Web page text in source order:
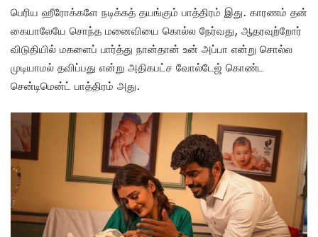
பெரிய ஹீரோக்களே நடிக்கத் தயங்கும் பாத்திரம் இது. காரணம் தன்
கையாலேயே சொந்த மனைவியை கொல்ல நேர்வது, ஆதரவுற்றோர்
விடுதியில் மகளைப் பார்த்து நான்தான் உன் அப்பா என்று சொல்ல
முடியாமல் தவிப்பது என்று அதிகபட்ச வோல்டேஜ் கொண்ட
சென்டிமென்ட் பாத்திரம் அது.